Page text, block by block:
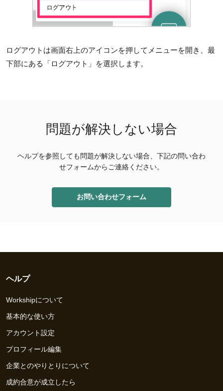
ログアウトは画面右上のアイコンを押してメニューを開き、最
下部にある「ログアウト」を選択します。
問題が解決しない場合
ヘルプを参照しても問題が解決しない場合、下記の問い合わ
せフォームからご連絡ください。
お問い合わせフォーム
ヘルプ
Workshipについて
基本的な使い方
アカウント設定
プロフィール編集
企業とのやりとりについて
成約合意が成立したら